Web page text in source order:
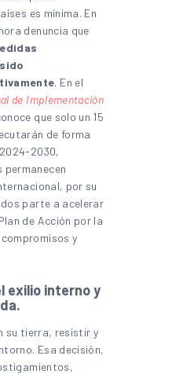
es mínima. En
denuncia que
. En el
de Implementación
que solo un 15
de forma
2030,
por su
parte a acelerar
de Acción por la
y
exilio interno y
su tierra, resistir y
Esa decisión,